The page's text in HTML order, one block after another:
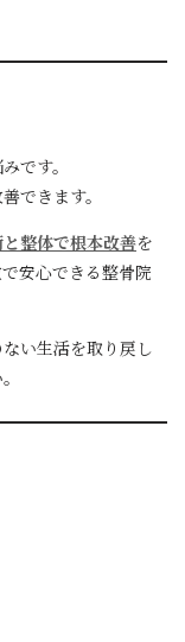
です。
できます。
整体で根本改善を
安心できる整骨院
い生活を取り戻し